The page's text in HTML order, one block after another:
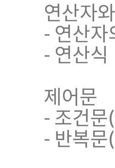
연산자
- 연산자
- 연산식
제어문
- 조건
- 반복